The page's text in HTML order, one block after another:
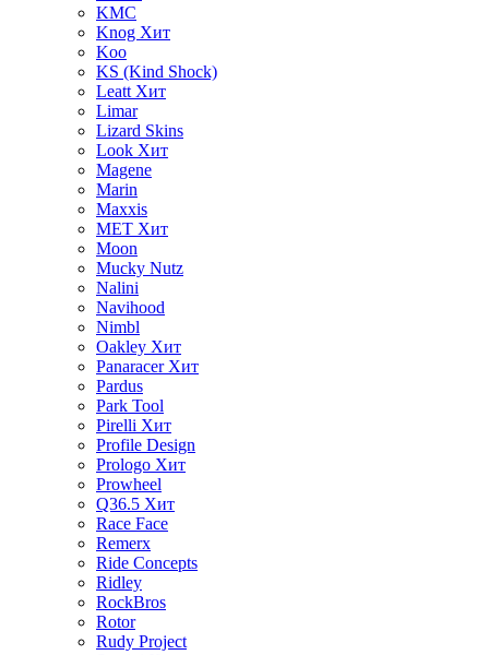
KMC
Knog Хит
Koo
KS (Kind Shock)
Leatt Хит
Limar
Lizard Skins
Look Хит
Magene
Marin
Maxxis
MET Хит
Moon
Mucky Nutz
Nalini
Navihood
Nimbl
Oakley Хит
Panaracer Хит
Pardus
Park Tool
Pirelli Хит
Profile Design
Prologo Хит
Prowheel
Q36.5 Хит
Race Face
Remerx
Ride Concepts
Ridley
RockBros
Rotor
Rudy Project